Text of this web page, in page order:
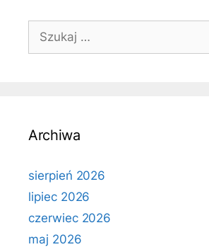
Szukaj:
Archiwa
sierpień 2026
lipiec 2026
czerwiec 2026
maj 2026